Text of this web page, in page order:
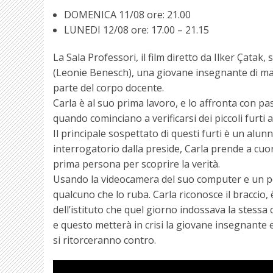
DOMENICA 11/08 ore: 21.00
LUNEDI 12/08 ore: 17.00 – 21.15
La Sala Professori, il film diretto da Ilker Çatak,
(Leonie Benesch), una giovane insegnante di
parte del corpo docente.
Carla è al suo prima lavoro, e lo affronta con
quando cominciano a verificarsi dei piccoli furti
Il principale sospettato di questi furti è un
interrogatorio dalla preside, Carla prende a
prima persona per scoprire la verità.
Usando la videocamera del suo computer e un
qualcuno che lo ruba. Carla riconosce il
dell’istituto che quel giorno indossava la stessa
e questo metterà in crisi la giovane insegnante
si ritorceranno contro.